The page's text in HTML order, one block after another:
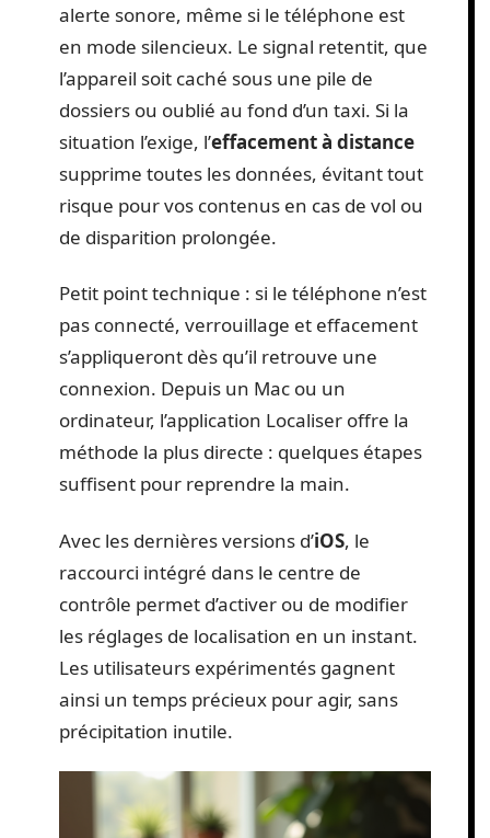
alerte sonore, même si le téléphone est
en mode silencieux. Le signal retentit, que
l’appareil soit caché sous une pile de
dossiers ou oublié au fond d’un taxi. Si la
situation l’exige, l’effacement à distance
supprime toutes les données, évitant tout
risque pour vos contenus en cas de vol ou
de disparition prolongée.
Petit point technique : si le téléphone n’est
pas connecté, verrouillage et effacement
s’appliqueront dès qu’il retrouve une
connexion. Depuis un Mac ou un
ordinateur, l’application Localiser offre la
méthode la plus directe : quelques étapes
suffisent pour reprendre la main.
Avec les dernières versions d’iOS, le
raccourci intégré dans le centre de
contrôle permet d’activer ou de modifier
les réglages de localisation en un instant.
Les utilisateurs expérimentés gagnent
ainsi un temps précieux pour agir, sans
précipitation inutile.